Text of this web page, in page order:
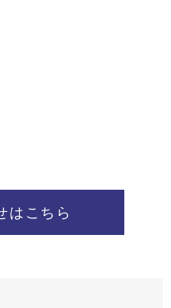
はこちら